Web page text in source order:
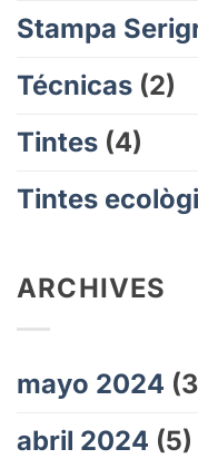
Stampa
Técnicas (2)
Tintes (4)
Tintes
ARCHIVES
mayo 2024
abril 2024 (5)